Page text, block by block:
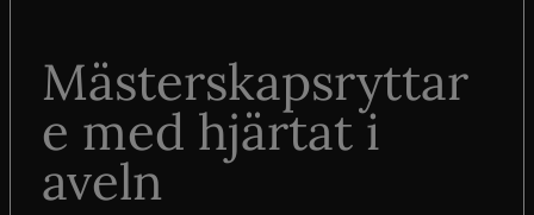
Mästerskapsryttar
e med hjärtat i
aveln